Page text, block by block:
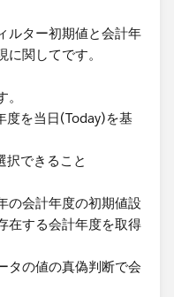
ルター初期値と会計年
関してです。
度を当日(Today)を基
択できること
の会計年度の初期値設
在する会計年度を取得
タの値の真偽判断で会